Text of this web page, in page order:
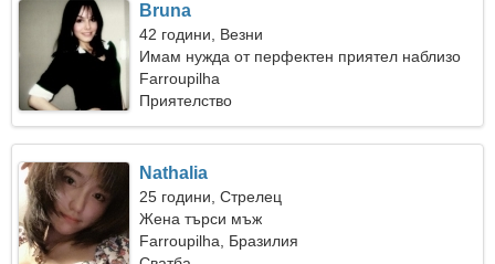
Bruna
42 години, Везни
Имам нужда от перфектен приятел наблизо
Farroupilha
Приятелство
Nathalia
25 години, Стрелец
Жена търси мъж
Farroupilha, Бразилия